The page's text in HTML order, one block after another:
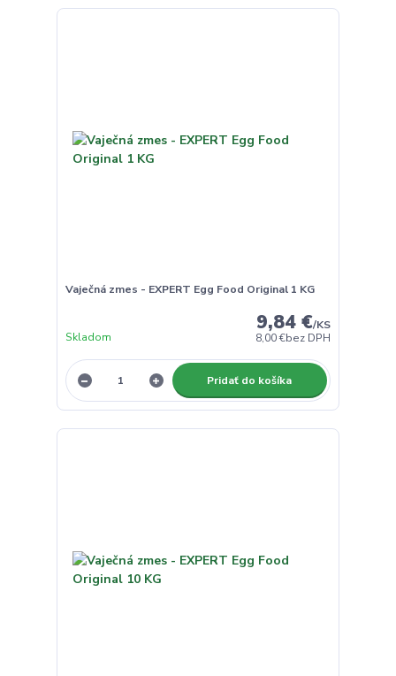
Vaječná zmes - EXPERT Egg Food Original 1 KG
9,84 €/KS
8,00 €bez DPH
Skladom
Pridať do košíka